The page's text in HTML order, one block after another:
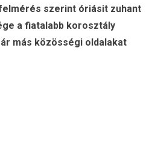
szerint óriásit zuhant
a fiatalabb korosztály
más közösségi oldalakat